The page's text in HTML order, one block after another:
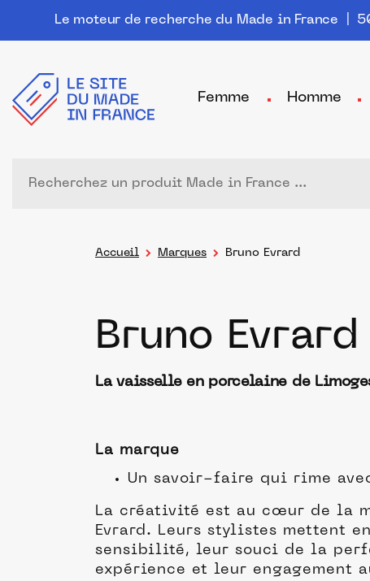
Le moteur de recherche du Made in France |
Femme Homme
Accueil Marques Bruno Evrard
Bruno Evrard
La vaisselle en porcelaine de
La marque
Un savoir-faire qui rime
La créativité est au cœur de la
Evrard. Leurs stylistes mettent
sensibilité, leur souci de la
expérience et leur engagement